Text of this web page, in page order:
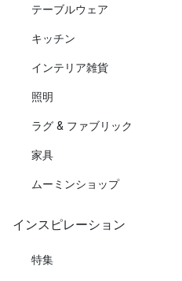
テーブルウェア
キッチン
インテリア雑貨
照明
ラグ & ファブリック
家具
ムーミンショップ
インスピレーション
特集